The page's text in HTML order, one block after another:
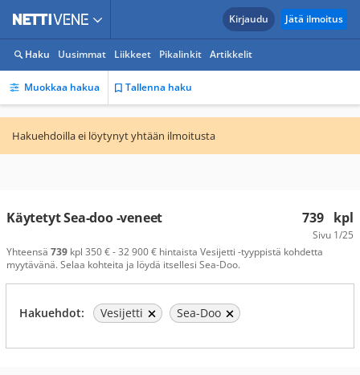
Kirjaudu Jätä ilmoitus
Haku Uusimmat Liikkeet Pikalinkit Artikkelit
Muokkaa hakua Tallenna haku
Hakuehdoilla ei löytynyt yhtään ilmoitusta
739 kpl
Sivu 1/25
Käytetyt Sea-doo -veneet
Yhteensä 739 kpl 350 € - 32 900 € hintaista Vesijetti -tyyppistä kohdetta
myytävänä. Selaa kohteita ja löydä itsellesi Sea-Doo.
Hakuehdot: Vesijetti Sea-Doo